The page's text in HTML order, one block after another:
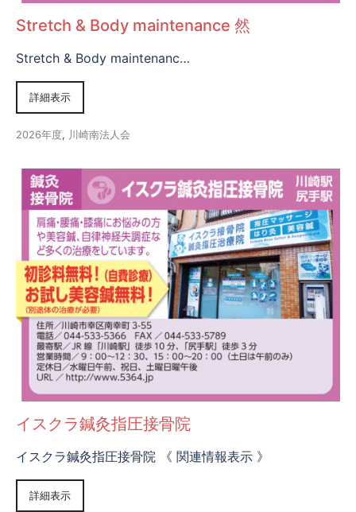
Stretch & Body maintenance 然
Stretch & Body maintenanc…
詳細表示
2026年度, 川崎南法人会
イスクラ鍼灸指圧接骨院
イスクラ鍼灸指圧接骨院 《 関連情報表示 》
詳細表示